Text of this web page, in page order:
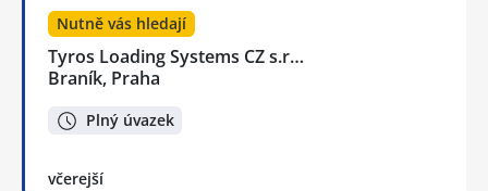
Nutně vás hledají
Tyros Loading Systems CZ s.r…
Braník, Praha
Plný úvazek
včerejší